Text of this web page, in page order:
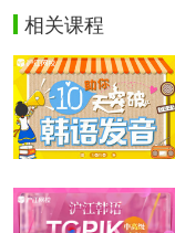
户，可根据自身
（1）信用卡付款
（2）实时转账
实时转账页面跳
况下只需更改系
钟、语言和区域→
相关课程